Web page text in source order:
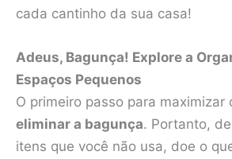
cada cantinho da sua casa!
Adeus, Bagunça! Explore a
Espaços Pequenos
O primeiro passo para maximizar
eliminar a bagunça. Portanto,
itens que você não usa, doe o